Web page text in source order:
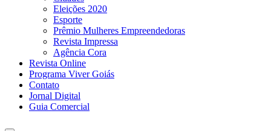
Eleições 2020
Esporte
Prêmio Mulheres Empreendedoras
Revista Impressa
Agência Cora
Revista Online
Programa Viver Goiás
Contato
Jornal Digital
Guia Comercial